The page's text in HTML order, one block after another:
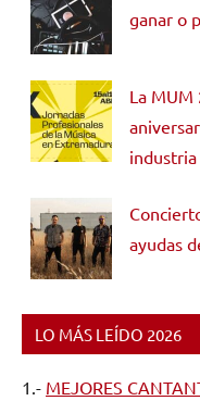
ganar o
La MUM
ayudas
LO MÁS LEÍDO 2026
1.- MEJORES